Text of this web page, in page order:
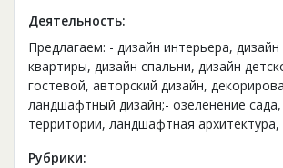
Деятельность:
Предлагаем: - дизайн интерьера,
квартиры, дизайн спальни, дизайн
гостевой, авторский дизайн,
ландшафтный дизайн;- озеленение
территории, ландшафтная архитектура,
Рубрики: